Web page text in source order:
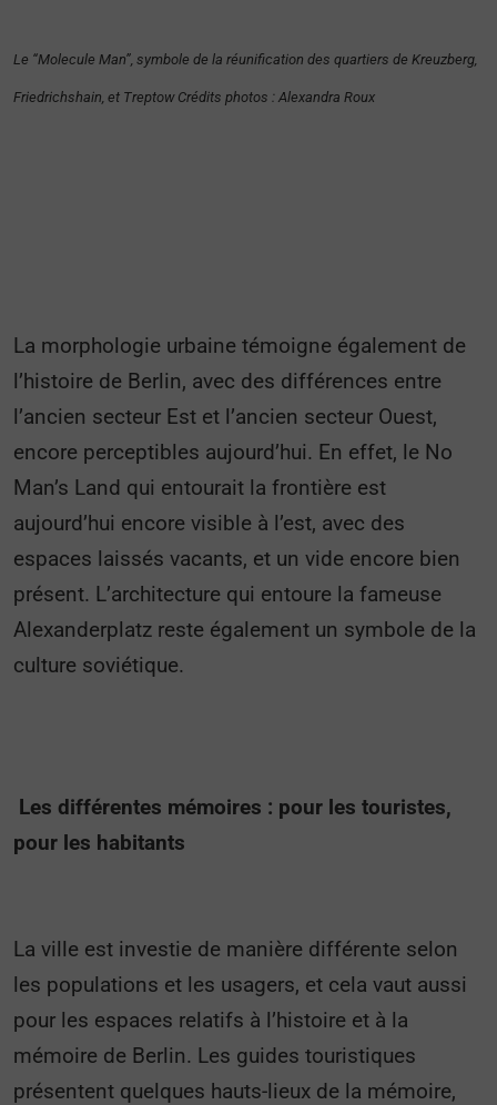
Le “Molecule Man”, symbole de la réunification des quartiers de Kreuzberg,
Friedrichshain, et Treptow Crédits photos : Alexandra Roux
La morphologie urbaine témoigne également de
l’histoire de Berlin, avec des différences entre
l’ancien secteur Est et l’ancien secteur Ouest,
encore perceptibles aujourd’hui. En effet, le No
Man’s Land qui entourait la frontière est
aujourd’hui encore visible à l’est, avec des
espaces laissés vacants, et un vide encore bien
présent. L’architecture qui entoure la fameuse
Alexanderplatz reste également un symbole de la
culture soviétique.
Les différentes mémoires : pour les touristes,
pour les habitants
La ville est investie de manière différente selon
les populations et les usagers, et cela vaut aussi
pour les espaces relatifs à l’histoire et à la
mémoire de Berlin. Les guides touristiques
présentent quelques hauts-lieux de la mémoire,